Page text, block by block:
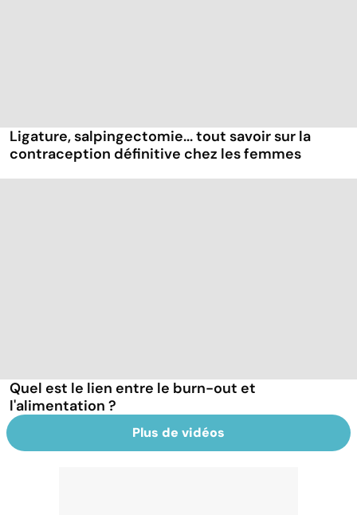
Ligature, salpingectomie... tout savoir sur la
contraception définitive chez les femmes
Quel est le lien entre le burn-out et
l'alimentation ?
Plus de vidéos